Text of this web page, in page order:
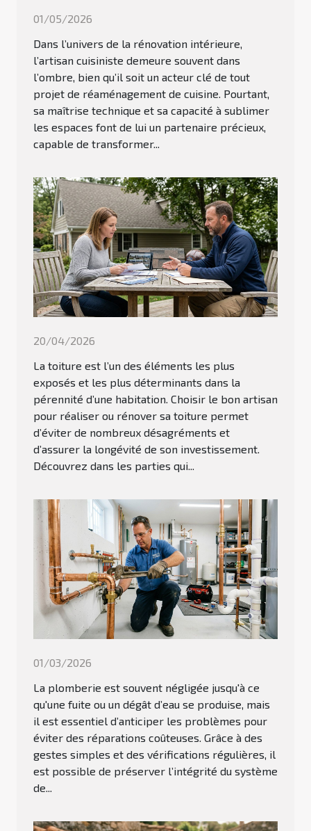
01/05/2026
Dans l’univers de la rénovation intérieure,
l’artisan cuisiniste demeure souvent dans
l’ombre, bien qu’il soit un acteur clé de tout
projet de réaménagement de cuisine. Pourtant,
sa maîtrise technique et sa capacité à sublimer
les espaces font de lui un partenaire précieux,
capable de transformer...
20/04/2026
La toiture est l’un des éléments les plus
exposés et les plus déterminants dans la
pérennité d’une habitation. Choisir le bon artisan
pour réaliser ou rénover sa toiture permet
d’éviter de nombreux désagréments et
d’assurer la longévité de son investissement.
Découvrez dans les parties qui...
01/03/2026
La plomberie est souvent négligée jusqu'à ce
qu'une fuite ou un dégât d’eau se produise, mais
il est essentiel d’anticiper les problèmes pour
éviter des réparations coûteuses. Grâce à des
gestes simples et des vérifications régulières, il
est possible de préserver l’intégrité du système
de...